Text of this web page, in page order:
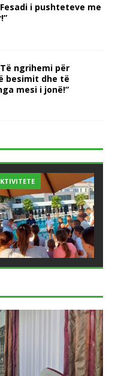
i pushteteve me
ngrihemi për
besimit dhe të
mesi i jonë!”